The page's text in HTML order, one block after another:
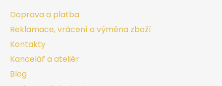
Doprava a platba
Reklamace, vrácení a výměna zboží
Kontakty
Kancelář a ateliér
Blog